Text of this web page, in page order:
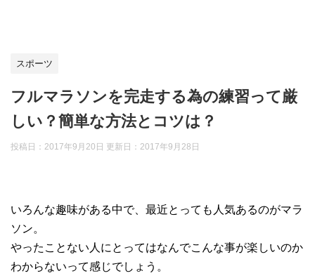
スポーツ
フルマラソンを完走する為の練習って厳
しい？簡単な方法とコツは？
投稿日：2017年9月20日 更新日： 2017年9月28日
いろんな趣味がある中で、最近とっても人気あるのがマラ
ソン。
やったことない人にとってはなんでこんな事が楽しいのか
わからないって感じでしょう。